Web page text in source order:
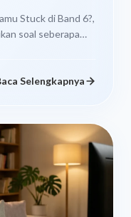
Stuck di Band 6?,
soal seberapa
Selengkapnya